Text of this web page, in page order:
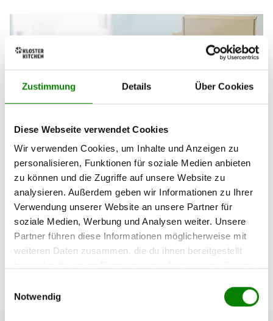
Zustimmung Details Über Cookies
Diese Webseite verwendet Cookies
Wir verwenden Cookies, um Inhalte und Anzeigen zu
personalisieren, Funktionen für soziale Medien anbieten
zu können und die Zugriffe auf unsere Website zu
analysieren. Außerdem geben wir Informationen zu Ihrer
Verwendung unserer Website an unsere Partner für
soziale Medien, Werbung und Analysen weiter. Unsere
Partner führen diese Informationen möglicherweise mit
weiteren Daten zusammen, die du ihnen bereitgestellt
Notwendig
MITARBEITERGESCHENKE
Die meisten werden es kennen: Der nächste Geburtstag
im Freundeskreis steht vor der Tür und man verfällt der
Geschenksuche: Wie teuer soll das Gesc...
Mehr lesen